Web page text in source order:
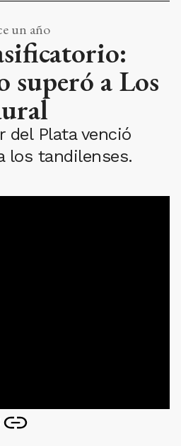
un año
superó a Los
del Plata venció
los tandilenses.